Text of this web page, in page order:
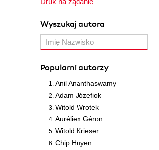
Druk na żądanie
Wyszukaj autora
Popularni autorzy
Anil Ananthaswamy
Adam Józefiok
Witold Wrotek
Aurélien Géron
Witold Krieser
Chip Huyen